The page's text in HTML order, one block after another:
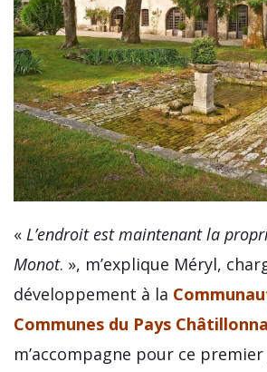
« L’endroit est maintenant la
Monot. », m’explique Méryl,
développement à la
Communes du Pays
m’accompagne pour ce